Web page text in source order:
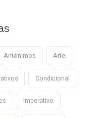
Antónimos Arte
Condicional
Imperativo